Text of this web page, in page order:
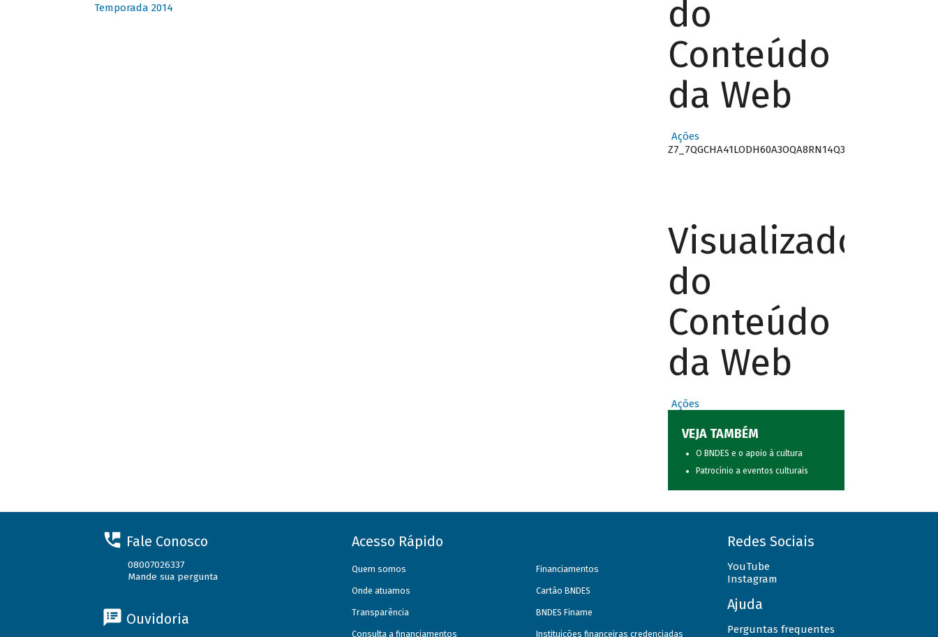
Temporada 2014
do
Conteúdo
da Web
Ações
Z7_7QGCHA41LODH60A3OQA8RN14Q3
Visualizador
do
Conteúdo
da Web
Ações
VEJA TAMBÉM
O BNDES e o apoio à cultura
Patrocínio a eventos culturais
Fale Conosco
08007026337
Mande sua pergunta
Ouvidoria
Acesso Rápido
Quem somos
Onde atuamos
Transparência
Consulta a financiamentos
Financiamentos
Cartão BNDES
BNDES Finame
Instituições financeiras credenciadas
Redes Sociais
YouTube
Instagram
Ajuda
Perguntas frequentes